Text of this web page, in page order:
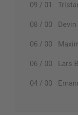
09 / 01
08 / 00 Devin
06 / 00
06 / 00 Lars
04 / 00